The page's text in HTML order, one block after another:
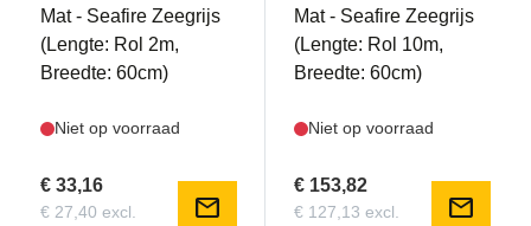
Mat - Seafire Zeegrijs
(Lengte: Rol 2m,
Breedte: 60cm)
Niet op voorraad
€ 33,16
€ 27,40 excl.
mail
Mat - Seafire Zeegrijs
(Lengte: Rol 10m,
Breedte: 60cm)
Niet op voorraad
€ 153,82
€ 127,13 excl.
mail